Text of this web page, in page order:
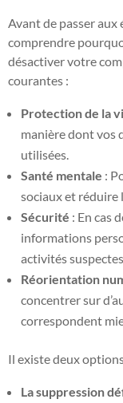
Avant de passer aux
comprendre
désactiver votre
courantes :
Protection de la
manière dont vos
utilisées.
Santé mentale :
sociaux et réduire
Sécurité : En cas
informations
activités suspectes.
Réorientation
concentrer sur
correspondent
Il existe deux
La suppression